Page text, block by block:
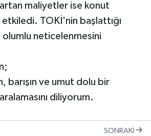
maliyetler ise konut
etkiledi. TOKİ'nin başlattığı
olumlu neticelenmesini
barışın ve umut dolu bir
aralamasını diliyorum.
SONRAKI